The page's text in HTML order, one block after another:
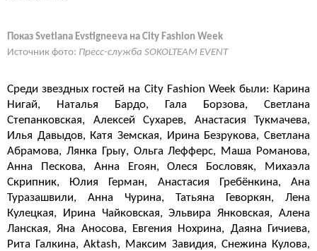
Показ Svetlana Evstigneeva на City Fashion Week
Источник фото: Пресс-служба SOKOLTEAM EVENT
Среди звездных гостей на City Fashion Week были: Карина
Нигай, Наталья Бардо, Гала Борзова, Светлана
Степанковская, Алексей Сухарев, Анастасия Тукмачева,
Илья Давыдов, Катя Земская, Ирина Безрукова, Светлана
Абрамова, Лянка Грыу, Ольга Лефферс, Маша Романова,
Анна Пескова, Анна Егоян, Олеся Бословяк, Михаэла
Скрипник, Юлия Герман, Анастасия Гребёнкина, Ана
Туразашвили, Анна Чурина, Татьяна Геворкян, Лена
Кулецкая, Ирина Чайковская, Эльвира Янковская, Алена
Ланская, Яна Аносова, Евгения Нохрина, Даяна Гичиева,
Рита Галкина, Aktash, Максим Завидия, Снежина Кулова,